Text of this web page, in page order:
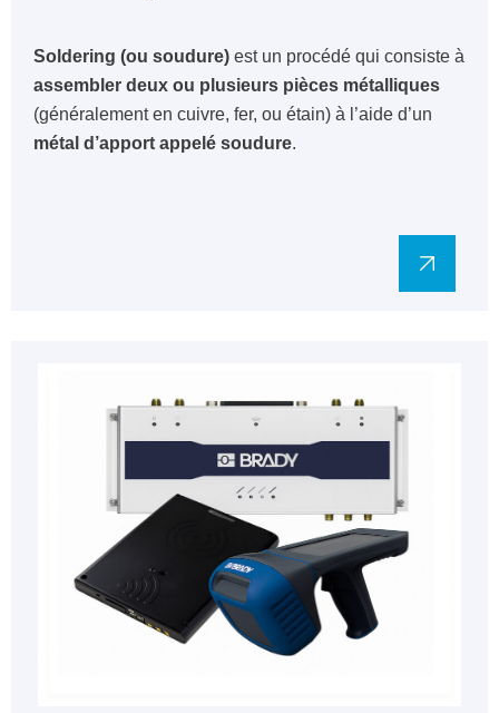
Soldering (ou soudure) est un procédé qui consiste à
assembler deux ou plusieurs pièces métalliques
(généralement en cuivre, fer, ou étain) à l’aide d’un
métal d’apport appelé soudure.